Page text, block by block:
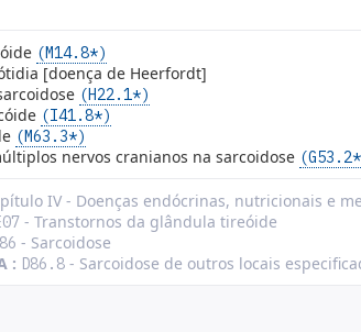
(M14.8*)
[doença de Heerfordt]
(H22.1*)
(I41.8*)
(M63.3*)
nervos cranianos na sarcoidose
IV - Doenças endócrinas, nutricionais e
- Transtornos da glândula tireóide
- Sarcoidose
: D86.8 - Sarcoidose de outros locais